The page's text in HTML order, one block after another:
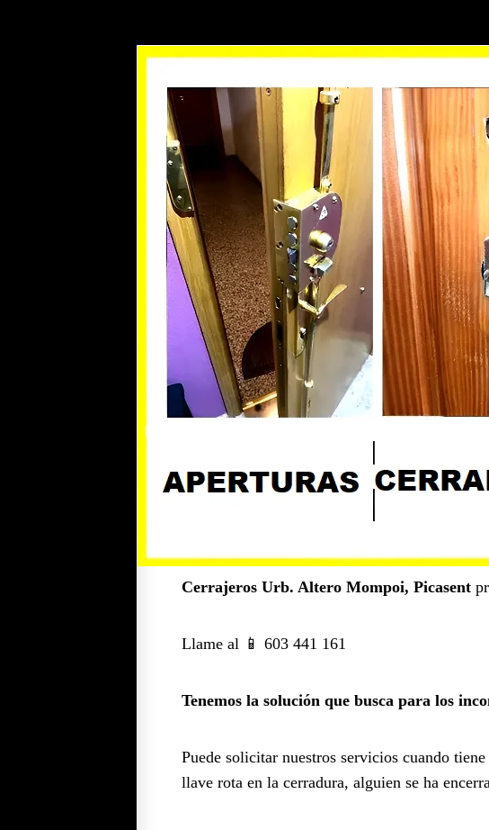
Cerrajeros Urb. Altero Mompoi, Picasent
Llame al 📱 603 441 161
Tenemos la solución que busca para los
Puede solicitar nuestros servicios cuando
llave rota en la cerradura, alguien se ha